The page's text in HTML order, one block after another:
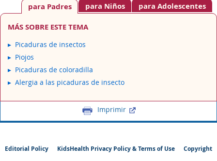
para Adolescentes
para Niños
para Padres
MÁS SOBRE ESTE TEMA
Picaduras de insectos
Piojos
Picaduras de coloradilla
Alergia a las picaduras de insecto
Imprimir
Editorial Policy KidsHealth Privacy Policy & Terms of Use Copyright